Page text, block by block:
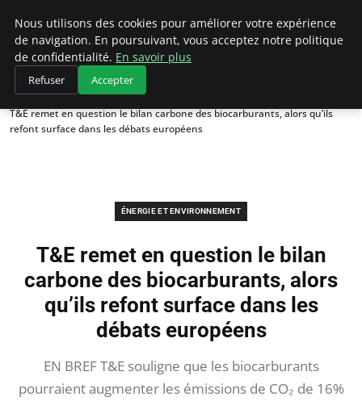
Climategatecountryclub.com
Accueil
Énergie et environnement
T&E remet en question le bilan carbone des biocarburants, alors qu’ils
refont surface dans les débats européens
ÉNERGIE ET ENVIRONNEMENT
T&E remet en question le bilan
carbone des biocarburants, alors
qu’ils refont surface dans les
débats européens
EN BREF T&E souligne que les biocarburants
pourraient augmenter les émissions de CO₂ de 16%
Nous utilisons des cookies pour améliorer votre expérience
de navigation. En poursuivant, vous acceptez notre politique
de confidentialité. En savoir plus
Refuser Accepter